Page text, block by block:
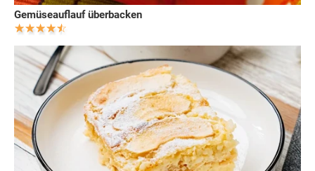
Gemüseauflauf überbacken